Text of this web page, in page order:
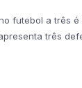
futebol a três é
três